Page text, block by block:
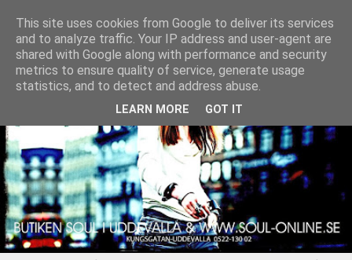
This site uses cookies from Google to deliver its services
and to analyze traffic. Your IP address and user-agent are
shared with Google along with performance and security
metrics to ensure quality of service, generate usage
statistics, and to detect and address abuse.
LEARN MORE GOT IT